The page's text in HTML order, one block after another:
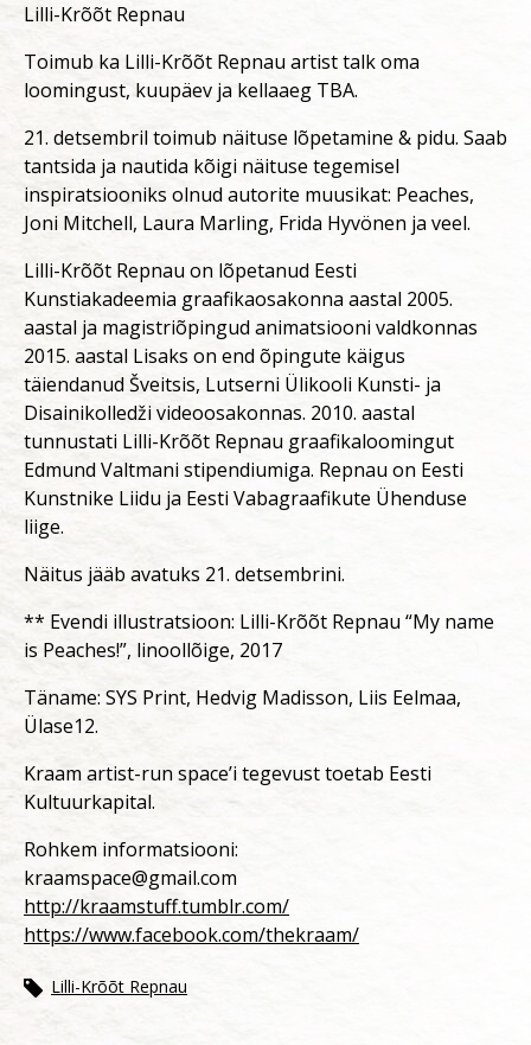
Lilli-Krõõt Repnau
Toimub ka Lilli-Krõõt Repnau artist talk oma
loomingust, kuupäev ja kellaaeg TBA.
21. detsembril toimub näituse lõpetamine & pidu. Saab
tantsida ja nautida kõigi näituse tegemisel
inspiratsiooniks olnud autorite muusikat: Peaches,
Joni Mitchell, Laura Marling, Frida Hyvönen ja veel.
Lilli-Krõõt Repnau on lõpetanud Eesti
Kunstiakadeemia graafikaosakonna aastal 2005.
aastal ja magistriõpingud animatsiooni valdkonnas
2015. aastal Lisaks on end õpingute käigus
täiendanud Šveitsis, Lutserni Ülikooli Kunsti- ja
Disainikolledži videoosakonnas. 2010. aastal
tunnustati Lilli-Krõõt Repnau graafikaloomingut
Edmund Valtmani stipendiumiga. Repnau on Eesti
Kunstnike Liidu ja Eesti Vabagraafikute Ühenduse
liige.
Näitus jääb avatuks 21. detsembrini.
** Evendi illustratsioon: Lilli-Krõõt Repnau “My name
is Peaches!”, linoollõige, 2017
Täname: SYS Print, Hedvig Madisson, Liis Eelmaa,
Ülase12.
Kraam artist-run space’i tegevust toetab Eesti
Kultuurkapital.
Rohkem informatsiooni:
kraamspace@gmail.com
http://kraamstuff.tumblr.com/
https://www.facebook.com/thekraam/
Lilli-Krõõt Repnau